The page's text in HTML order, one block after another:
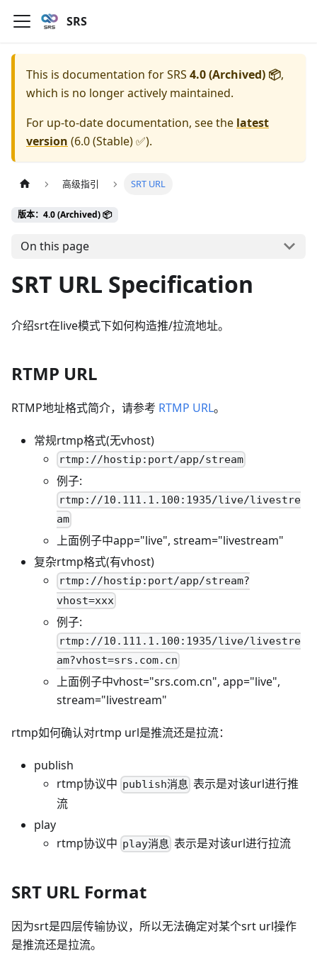
SRS
This is documentation forSRS 4.0 (Archived) 📦,
which is no longer actively maintained.
For up-to-date documentation, see the latest
version (6.0 (Stable) ✅).
高级指引 SRT URL
版本：4.0 (Archived) 📦
On this page
SRT URL Specification
介绍srt在live模式下如何构造推/拉流地址。
RTMP URL
RTMP地址格式简介，请参考 RTMP URL。
常规rtmp格式(无vhost)
rtmp://hostip:port/app/stream
例子:
rtmp://10.111.1.100:1935/live/livestre
am
上面例子中app="live", stream="livestream"
复杂rtmp格式(有vhost)
rtmp://hostip:port/app/stream?
vhost=xxx
例子:
rtmp://10.111.1.100:1935/live/livestre
am?vhost=srs.com.cn
上面例子中vhost="srs.com.cn", app="live",
stream="livestream"
rtmp如何确认对rtmp url是推流还是拉流：
publish
rtmp协议中 publish消息 表示是对该url进行推
流
play
rtmp协议中 play消息 表示是对该url进行拉流
SRT URL Format
因为srt是四层传输协议，所以无法确定对某个srt url操作
是推流还是拉流。